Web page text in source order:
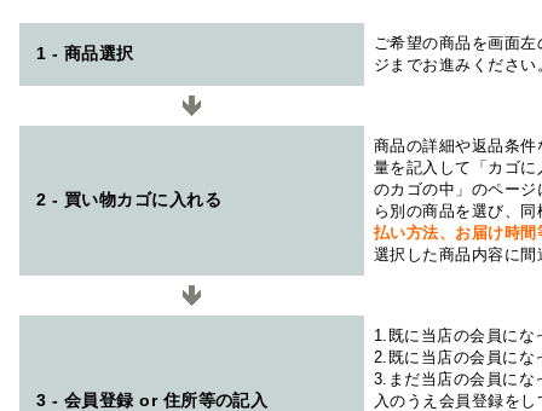
1 - 商品選択
ご希望の商品を画面
ジまでお進みください
2 - 買い物カゴに入れる
商品の詳細や返品条
量を記入して「カゴ
のカゴの中」のペー
ら別の商品を選び、
払い方法、お届け時
選択した商品内容に
3 - 会員登録 or 住所等の記入
1.既に当店の会員にな
2.既に当店の会員にな
3.まだ当店の会員にな
入のうえ会員登録を